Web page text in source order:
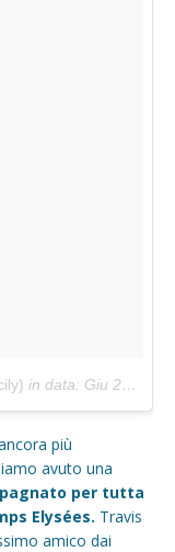
in data: Giu 29, 2018 at 11:32 PDT
più
avuto una
per tutta
Elysées. Travis
amico dai